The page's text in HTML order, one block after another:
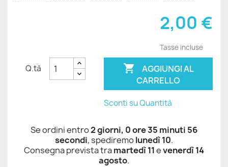
2,00 €
Tasse incluse
Q.tà 
CARRELLO
Sconti su Quantità
Se ordini entro2 giorni, 0 ore 35 minuti 55
secondi, spediremolunedì 10.
Consegna prevista tramartedì 11evenerdì 14
agosto.